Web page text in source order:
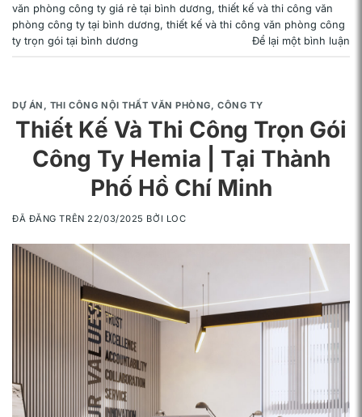
văn phòng công ty giá rẻ tại bình dương, thiết kế và thi công văn
phòng công ty tại bình dương, thiết kế và thi công văn phòng công
ty trọn gói tại bình dương
Để lại một bình luận
DỰ ÁN , THI CÔNG NỘI THẤT VĂN PHÒNG, CÔNG TY
Thiết Kế Và Thi Công Trọn Gói
Công Ty Hemia | Tại Thành
Phố Hồ Chí Minh
ĐÃ ĐĂNG TRÊN 22/03/2025 BỞI LOC